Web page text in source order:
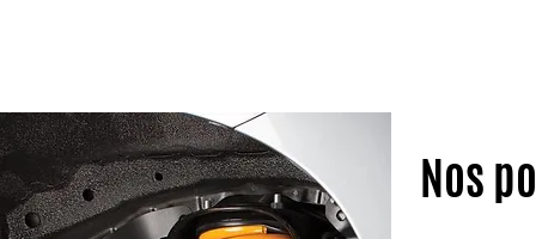
Nos